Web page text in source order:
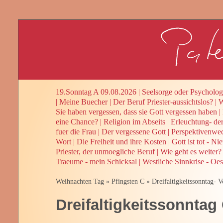
19.Sonntag A 09.08.2026 | Seelsorge oder
| Meine Buecher | Der Beruf Priester-aussichtslos? |
Sie haben vergessen, dass sie Gott vergessen haben |
eine Chance? | Religion im Abseits | Erleuchtung-
fuer die Frau | Der vergessene Gott |
Wort | Die Freiheit und ihre Kosten | Gott ist tot -
Priester, der unmoegliche Beruf | Wie geht es
Traeume - mein Schicksal | Westliche Sinnkrise -
Weihnachten Tag » Pfingsten C » Dreifaltigkeitssonntag-
Dreifaltigkeitssonntag